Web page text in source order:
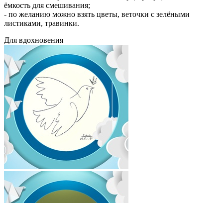
ёмкость для смешивания;
- по желанию можно взять цветы, веточки с зелёными
листиками, травинки.
Для вдохновения